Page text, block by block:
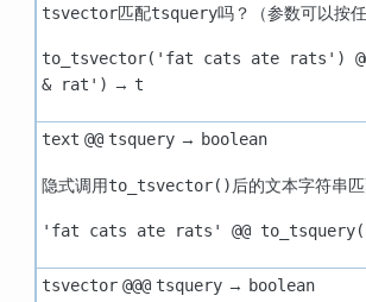
tsvector匹配tsquery吗？（参数可以按
to_tsvector('fat cats ate rats')
& rat') → t
text @@ tsquery→ boolean
隐式调用to_tsvector() 后的文本字符串
'fat cats ate rats' @@
tsvector @@@ tsquery→ boolean